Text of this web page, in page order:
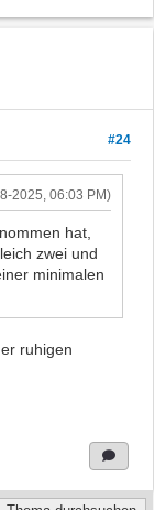
#24
2025, 06:03 PM)
hat,
zwei und
minimalen
ruhigen